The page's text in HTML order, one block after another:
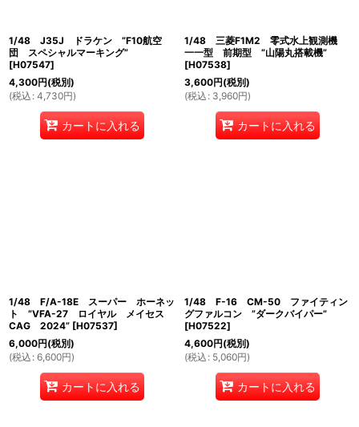
1/48 J35J ドラケン ”F10航空
団 スペシャルマーキング”
[H07547]
4,300円(税別)
(税込 : 4,730円)
カートに入れる
1/48 三菱F1M2 零式水上観測機
一一型 前期型 ”山陽丸搭載機”
[H07538]
3,600円(税別)
(税込 : 3,960円)
カートに入れる
1/48 F/A-18E スーパー ホーネッ
ト ”VFA-27 ロイヤル メイセス
CAG 2024” [H07537]
6,000円(税別)
(税込 : 6,600円)
カートに入れる
1/48 F-16 CM-50 ファイティン
グファルコン ”ダークバイパー”
[H07522]
4,600円(税別)
(税込 : 5,060円)
カートに入れる